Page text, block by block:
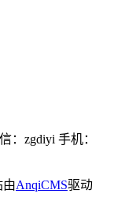
：zgdiyi 手机：
由AnqiCMS驱动